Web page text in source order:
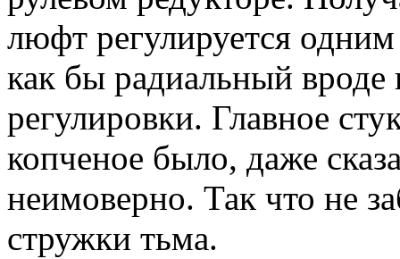
люфт регулируется
как бы радиальный вроде
регулировки. Главное
копченое было, даже
неимоверно. Так что не
стружки тьма.